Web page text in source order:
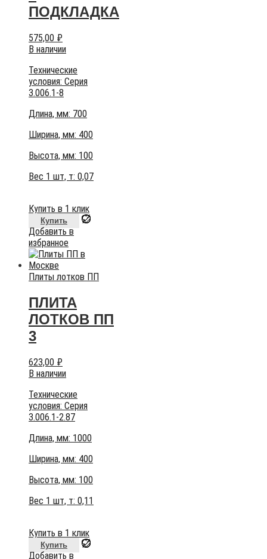
ПОДКЛАДКА
575,00 ₽
В наличии
Технические
условия: Серия
3.006.1-8
Длина, мм: 700
Ширина, мм: 400
Высота, мм: 100
Вес 1 шт, т: 0,07
Купить в 1 клик
Купить
Добавить в
избранное
Плиты лотков ПП
ПЛИТА
ЛОТКОВ ПП
3
623,00 ₽
В наличии
Технические
условия: Серия
3.006.1-2.87
Длина, мм: 1000
Ширина, мм: 400
Высота, мм: 100
Вес 1 шт, т: 0,11
Купить в 1 клик
Купить
Добавить в